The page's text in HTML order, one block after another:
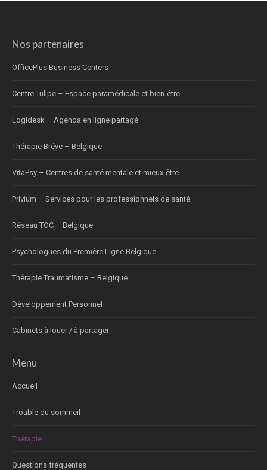
Nos partenaires
OfficePlus Business Centers
Centre Tulipe – Espace paramédicale et bien-être.
Logidesk – Agenda en ligne partagé
Thérapie Bréve – Belgique
VitaPsy – Centres de santé mentale et mieux-être
Privium – Services pour les professionnels de santé
Réseau TOC – Belgique
Psychologues du Première Ligne Belgique
Thérapie Traumatisme – Belgique
Développement Personnel
Cabinets à louer / à partager
Menu
Accueil
Trouble du sommeil
Thérapie
Questions fréquentes